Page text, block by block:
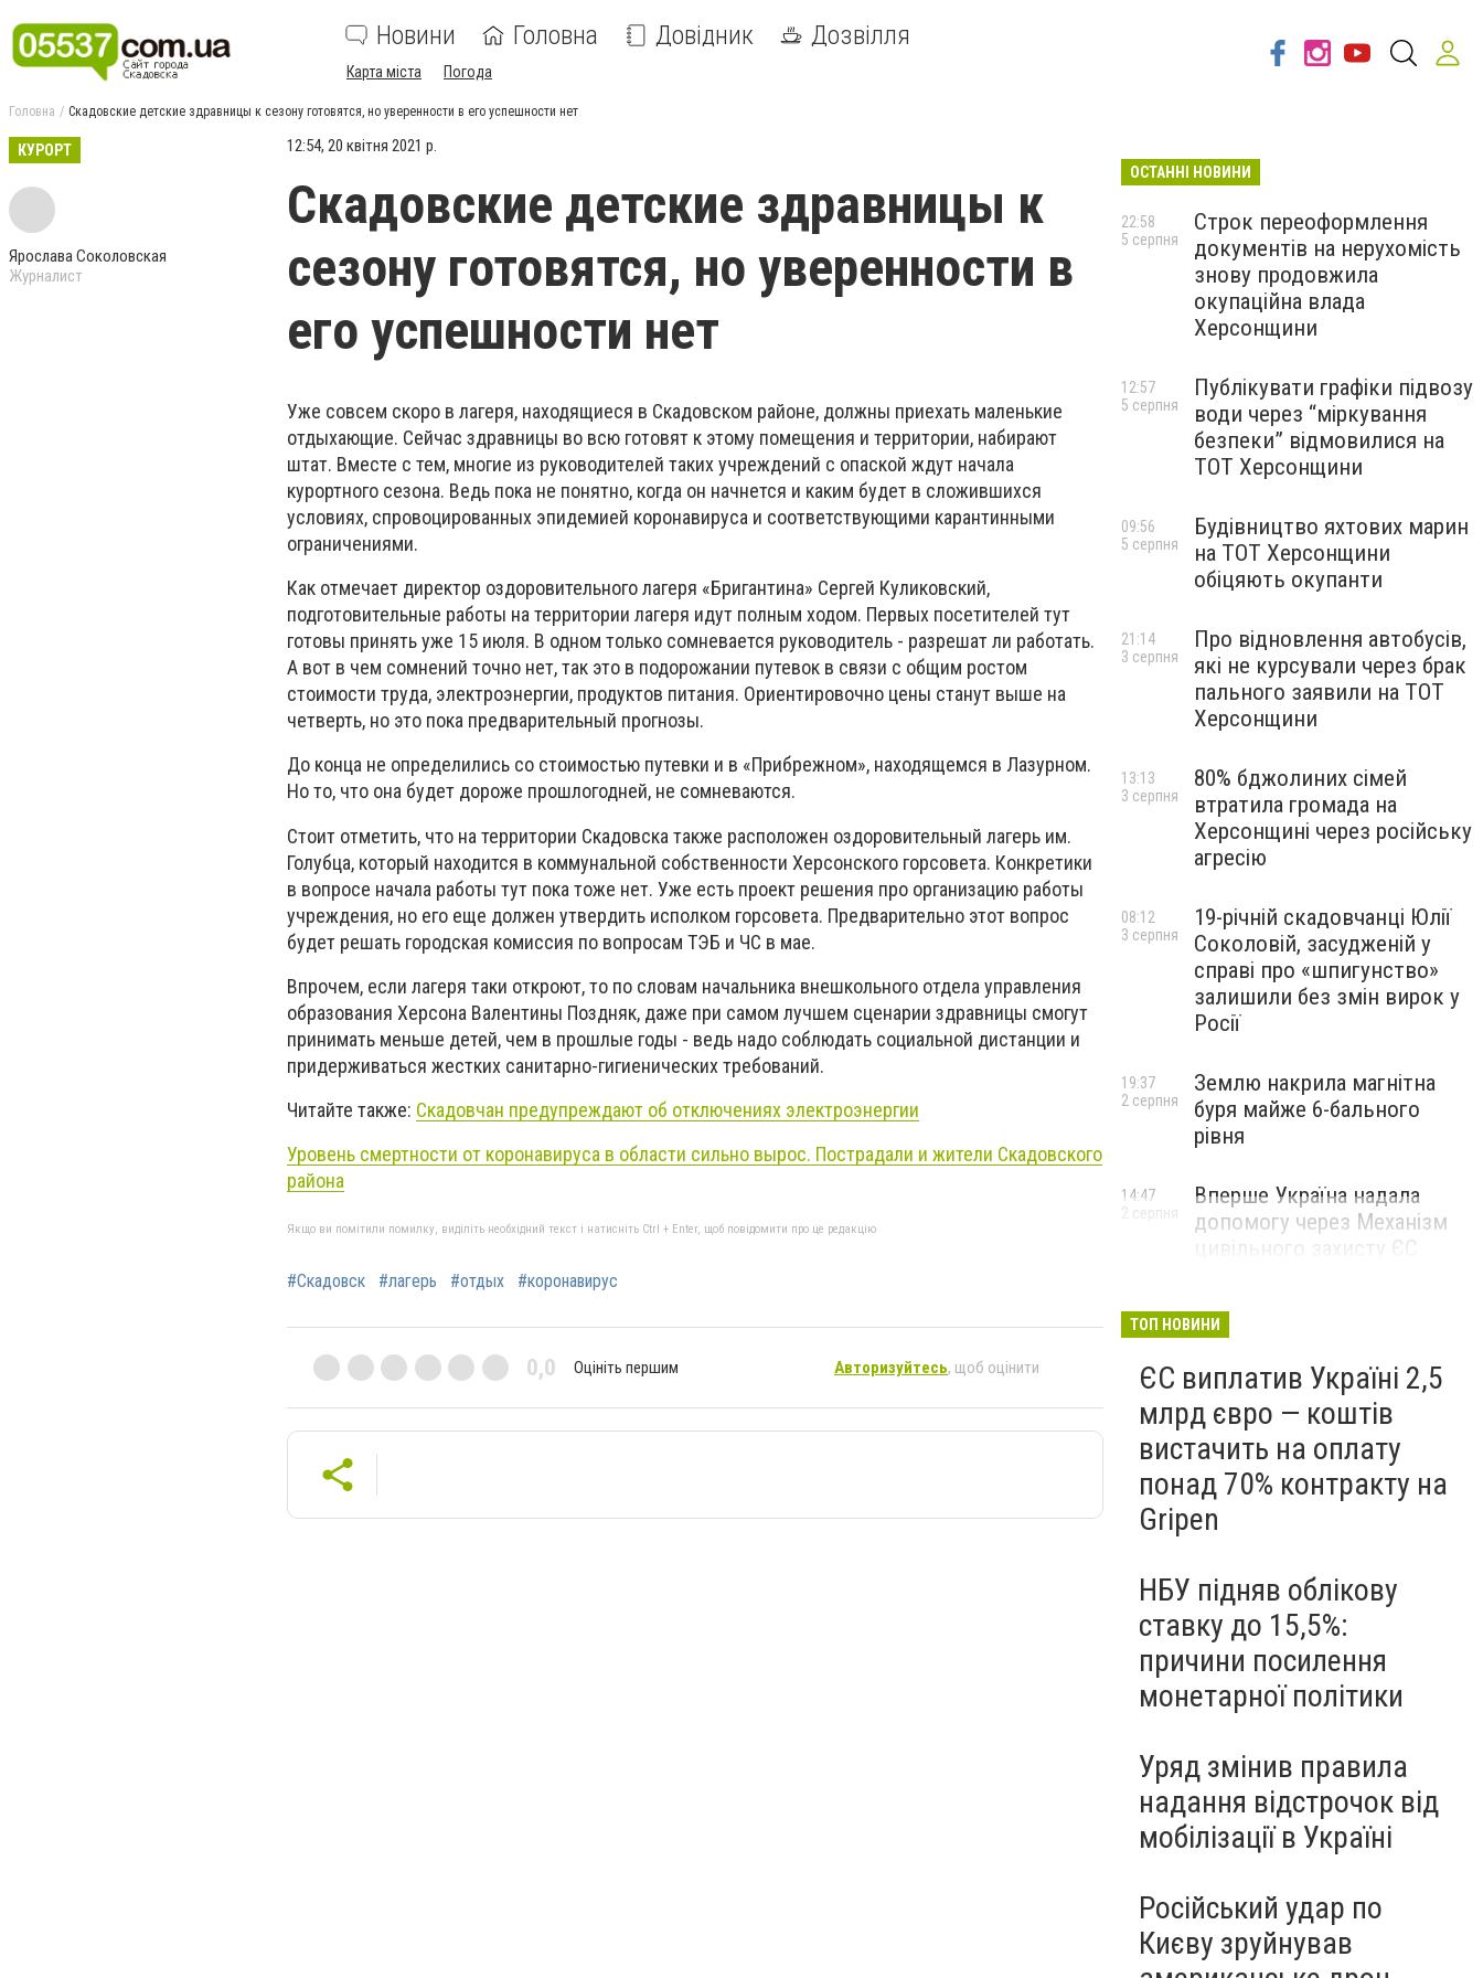
Новини Головна Довідник Дозвілля
Карта міста Погода
Головна Скадовские детские здравницы к сезону готовятся, но уверенности в его успешности нет
КУРОРТ
Ярослава Соколовская
Журналист
12:54, 20 квітня 2021 р.
Скадовские детские здравницы к
сезону готовятся, но уверенности в
его успешности нет
Уже совсем скоро в лагеря, находящиеся в Скадовском районе, должны приехать маленькие
отдыхающие. Сейчас здравницы во всю готовят к этому помещения и территории, набирают
штат. Вместе с тем, многие из руководителей таких учреждений с опаской ждут начала
курортного сезона. Ведь пока не понятно, когда он начнется и каким будет в сложившихся
условиях, спровоцированных эпидемией коронавируса и соответствующими карантинными
ограничениями.
Как отмечает директор оздоровительного лагеря «Бригантина» Сергей Куликовский,
подготовительные работы на территории лагеря идут полным ходом. Первых посетителей тут
готовы принять уже 15 июля. В одном только сомневается руководитель - разрешат ли работать.
А вот в чем сомнений точно нет, так это в подорожании путевок в связи с общим ростом
стоимости труда, электроэнергии, продуктов питания. Ориентировочно цены станут выше на
четверть, но это пока предварительный прогнозы.
До конца не определились со стоимостью путевки и в «Прибрежном», находящемся в Лазурном.
Но то, что она будет дороже прошлогодней, не сомневаются.
Стоит отметить, что на территории Скадовска также расположен оздоровительный лагерь им.
Голубца, который находится в коммунальной собственности Херсонского горсовета. Конкретики
в вопросе начала работы тут пока тоже нет. Уже есть проект решения про организацию работы
учреждения, но его еще должен утвердить исполком горсовета. Предварительно этот вопрос
будет решать городская комиссия по вопросам ТЭБ и ЧС в мае.
Впрочем, если лагеря таки откроют, то по словам начальника внешкольного отдела управления
образования Херсона Валентины Поздняк, даже при самом лучшем сценарии здравницы смогут
принимать меньше детей, чем в прошлые годы - ведь надо соблюдать социальной дистанции и
придерживаться жестких санитарно-гигиенических требований.
Читайте также: Скадовчан предупреждают об отключениях электроэнергии
Уровень смертности от коронавируса в области сильно вырос. Пострадали и жители Скадовского
района
Якщо ви помітили помилку, виділіть необхідний текст і натисніть Ctrl + Enter, щоб повідомити про це редакцію
#Скадовск #лагерь #отдых #коронавирус
0,0 Оцініть першим Авторизуйтесь, щоб оцінити
ОСТАННІ НОВИНИ
Строк переоформлення
документів на нерухомість
знову продовжила
окупаційна влада
Херсонщини
22:58
5 серпня
Публікувати графіки підвозу
води через “міркування
безпеки” відмовилися на
ТОТ Херсонщини
12:57
5 серпня
Будівництво яхтових марин
на ТОТ Херсонщини
обіцяють окупанти
09:56
5 серпня
Про відновлення автобусів,
які не курсували через брак
пального заявили на ТОТ
Херсонщини
21:14
3 серпня
80% бджолиних сімей
втратила громада на
Херсонщині через російську
агресію
13:13
3 серпня
19-річній скадовчанці Юлії
Соколовій, засудженій у
справі про «шпигунство»
залишили без змін вирок у
Росії
08:12
3 серпня
Землю накрила магнітна
буря майже 6-бального
рівня
19:37
2 серпня
Вперше Україна надала
допомогу через Механізм
цивільного захисту ЄС
14:47
2 серпня
ТОП НОВИНИ
ЄС виплатив Україні 2,5
млрд євро — коштів
вистачить на оплату
понад 70% контракту на
Gripen
НБУ підняв облікову
ставку до 15,5%:
причини посилення
монетарної політики
Уряд змінив правила
надання відстрочок від
мобілізації в Україні
Російський удар по
Києву зруйнував